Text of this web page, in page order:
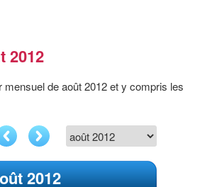
2012
mensuel de août 2012 et y compris les
2012